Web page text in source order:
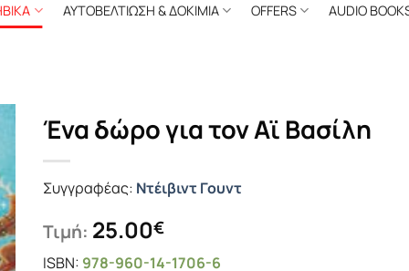
ΑΥΤΟΒΕΛΤΙΩΣΗ & ΔΟΚΙΜΙΑ OFFERS AUDIO
Ένα δώρο για τον Αϊ Βασίλη
Συγγραφέας: Ντέιβιντ Γουντ
Τιμή: 25.00€
ISBN: 978-960-14-1706-6